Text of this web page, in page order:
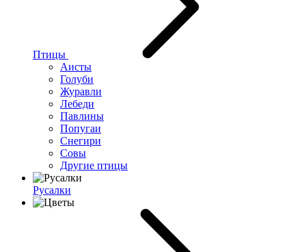
Птицы
Аисты
Голуби
Журавли
Лебеди
Павлины
Попугаи
Снегири
Совы
Другие птицы
Русалки